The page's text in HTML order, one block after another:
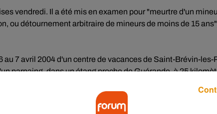
vendredi. Il a été mis en examen pour "meurtre d'un
ou détournement arbitraire de mineurs de moins de 15
7 avril 2004 d'un centre de vacances de Saint-Brévin-les-
parpaing, dans un étang proche de Guérande, à 25
en octobre 2019. L'hypothèse de sa responsabilité était,